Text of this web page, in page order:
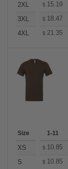
2XL
$ 15.19
3XL
$ 18.47
4XL
$ 21.35
Size 1-11
XS $ 10.85
S
$ 10.85